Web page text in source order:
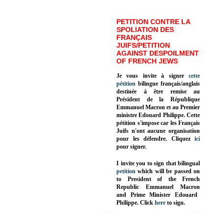
PETITION CONTRE LA
SPOLIATION DES
FRANÇAIS
JUIFS/PETITION
AGAINST DESPOILMENT
OF FRENCH JEWS
Je vous invite à signer cette
pétition bilingue français/anglais
destinée à être remise au
Président de la République
Emmanuel Macron et au Premier
ministre Edouard Philippe. Cette
pétition s'impose car les Français
Juifs n'ont aucune organisation
pour les défendre. Cliquez
ici
pour signer.
I invite you to sign that bilingual
petition which will be passed on
to President of the French
Republic Emmanuel Macron
and Prime Minister Edouard
Philippe. Click here to sign.